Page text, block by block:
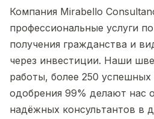
Компания Mirabello
профессиональные услуги
получения гражданства и
через инвестиции. Наши
работы, более 250
одобрения 99% делают нас
надёжных консультантов в